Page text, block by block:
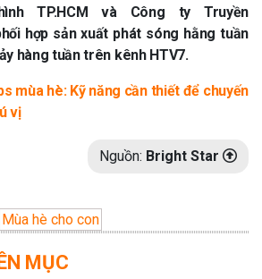
TP.HCM và Công ty Truyền
hợp sản xuất phát sóng hằng tuần
hàng tuần trên kênh HTV7.
mùa hè: Kỹ năng cần thiết để chuyến
vị
Nguồn: Bright Star
Mùa hè cho con
MỤC